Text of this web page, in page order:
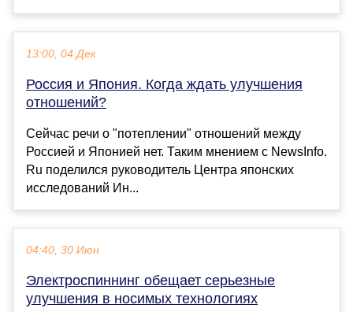
13:00, 04 Дек
Россия и Япония. Когда ждать улучшения
отношений?
Сейчас речи о "потеплении" отношений между
Россией и Японией нет. Таким мнением с NewsInfo.
Ru поделился руководитель Центра японских
исследований Ин...
04:40, 30 Июн
Электроспиннинг обещает серьезные
улучшения в носимых технологиях